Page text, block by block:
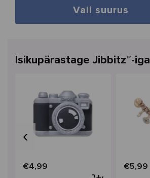
Vali suurus
Isikupärastage Jibbitz™-iga
€4,99 €5,99
‹